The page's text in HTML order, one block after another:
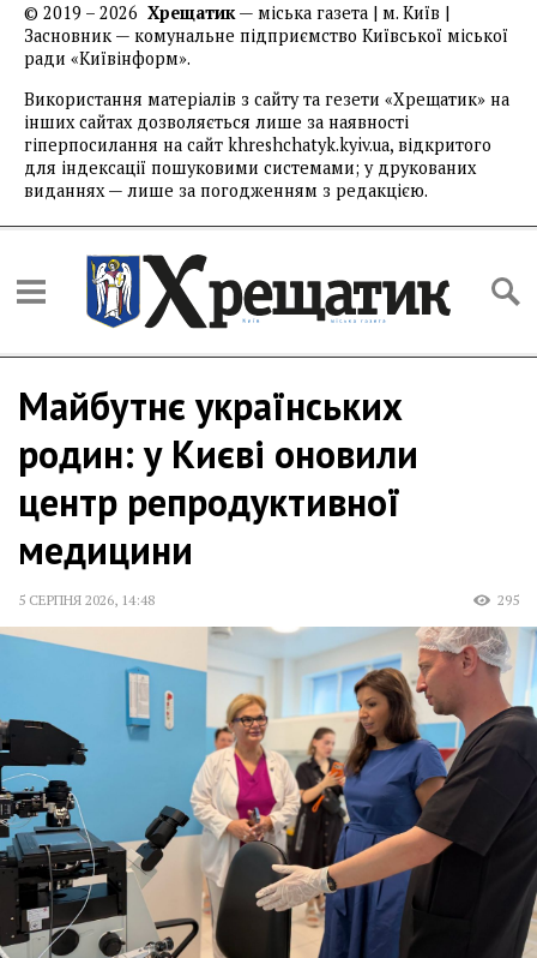
© 2019 – 2026 Хрещатик— міська газета | м. Київ |
Засновник — комунальне підприємство Київської міської
ради «Київінформ».
Використання матеріалів з сайту та гезети «Хрещатик» на
інших сайтах дозволяється лише за наявності
гіперпосилання на сайт khreshchatyk.kyiv.ua, відкритого
для індексації пошуковими системами; у друкованих
виданнях — лише за погодженням з редакцією.
Майбутнє українських
родин: у Києві оновили
центр репродуктивної
медицини
5 СЕРПНЯ 2026, 14:48 295